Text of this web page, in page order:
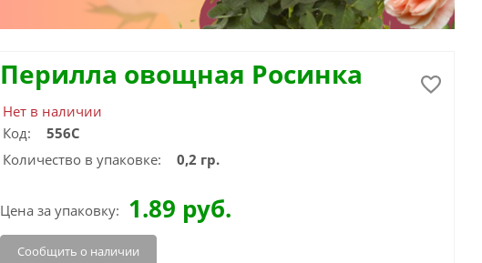
Перилла овощная Росинка
Нет в наличии
Код:
556С
Количество в упаковке:
0,2 гр.
Цена за упаковку: 1.89 руб.
Сообщить о наличии